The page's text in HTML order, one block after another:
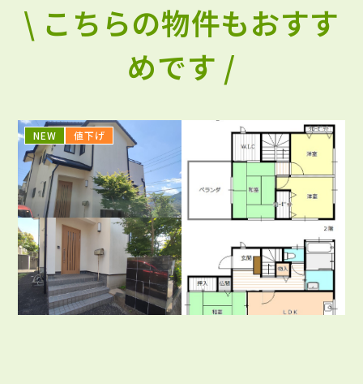
\ こちらの物件もおすす
めです /
NEW 値下げ